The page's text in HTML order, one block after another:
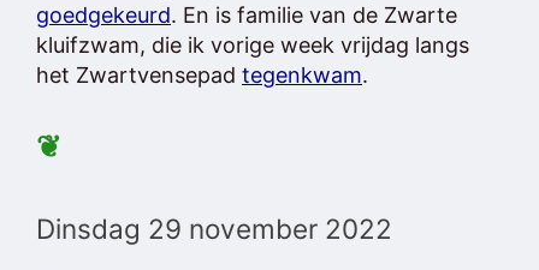
goedgekeurd. En is familie van de Zwarte
kluifzwam, die ik vorige week vrijdag langs
het Zwartvensepad tegenkwam.
❦
Dinsdag 29 november 2022